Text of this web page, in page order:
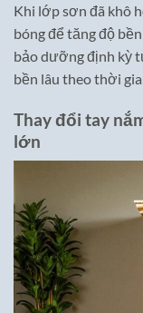
Khi lớp sơn đã khô
bóng để tăng độ
bảo dưỡng định kỳ
bền lâu theo thời
Thay đổi tay
lớn